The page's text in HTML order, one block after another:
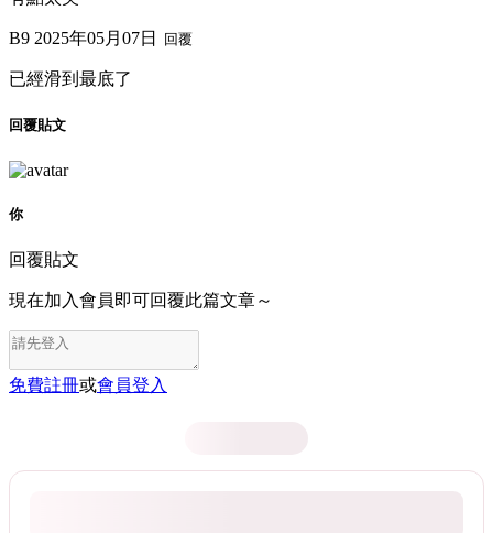
B9 2025年05月07日 回覆
已經滑到最底了
回覆貼文
你
回覆貼文
現在加入會員即可回覆此篇文章～
免費註冊或會員登入